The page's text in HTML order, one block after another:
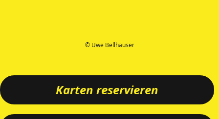
Karten reservieren
© Uwe Bellhäuser